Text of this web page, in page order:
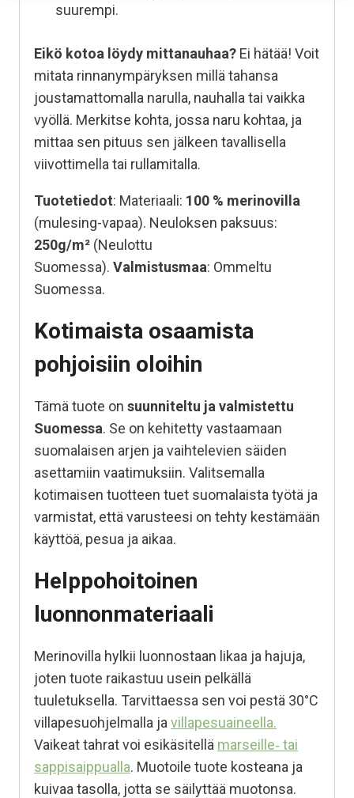
suurempi.
Eikö kotoa löydy mittanauhaa? Ei hätää! Voit
mitata rinnanympäryksen millä tahansa
joustamattomalla narulla, nauhalla tai vaikka
vyöllä. Merkitse kohta, jossa naru kohtaa, ja
mittaa sen pituus sen jälkeen tavallisella
viivottimella tai rullamitalla.
Tuotetiedot: Materiaali: 100 % merinovilla
(mulesing-vapaa). Neuloksen paksuus:
250g/m² (Neulottu
Suomessa). Valmistusmaa: Ommeltu
Suomessa.
Kotimaista osaamista
pohjoisiin oloihin
Tämä tuote on suunniteltu ja valmistettu
Suomessa. Se on kehitetty vastaamaan
suomalaisen arjen ja vaihtelevien säiden
asettamiin vaatimuksiin. Valitsemalla
kotimaisen tuotteen tuet suomalaista työtä ja
varmistat, että varusteesi on tehty kestämään
käyttöä, pesua ja aikaa.
Helppohoitoinen
luonnonmateriaali
Merinovilla hylkii luonnostaan likaa ja hajuja,
joten tuote raikastuu usein pelkällä
tuuletuksella. Tarvittaessa sen voi pestä 30°C
villapesuohjelmalla ja villapesuaineella.
Vaikeat tahrat voi esikäsitellä marseille‑ tai
sappisaippualla. Muotoile tuote kosteana ja
kuivaa tasolla, jotta se säilyttää muotonsa.